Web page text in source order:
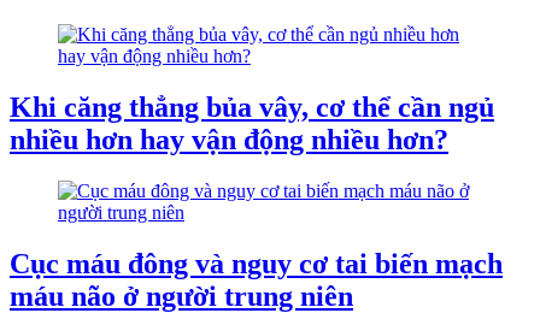
Khi căng thẳng bủa vây, cơ thể cần ngủ
nhiều hơn hay vận động nhiều hơn?
Cục máu đông và nguy cơ tai biến mạch
máu não ở người trung niên